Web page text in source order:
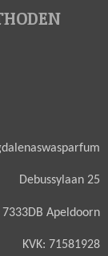
Debussylaan 25
7333DB Apeldoorn
KVK: 71581928